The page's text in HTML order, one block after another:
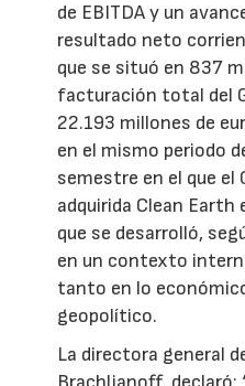
de EBITDA y un
resultado neto
que se situó en 837
facturación total del
22.193 millones de
en el mismo periodo
semestre en el que el
adquirida Clean
que se desarrolló,
en un contexto
tanto en lo
geopolítico.
La directora general